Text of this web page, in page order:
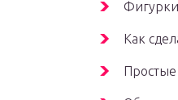
Как